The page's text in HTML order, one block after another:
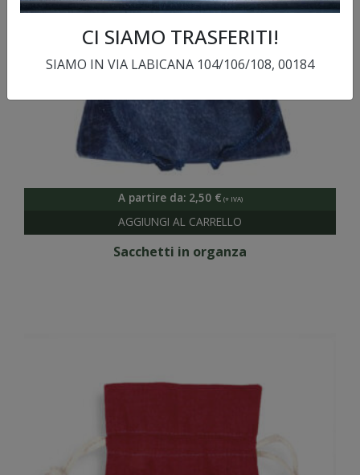
A partire da: 2,50 €
Sacchetti in organza
CI SIAMO TRASFERITI!
SIAMO IN VIA LABICANA 104/106/108, 00184